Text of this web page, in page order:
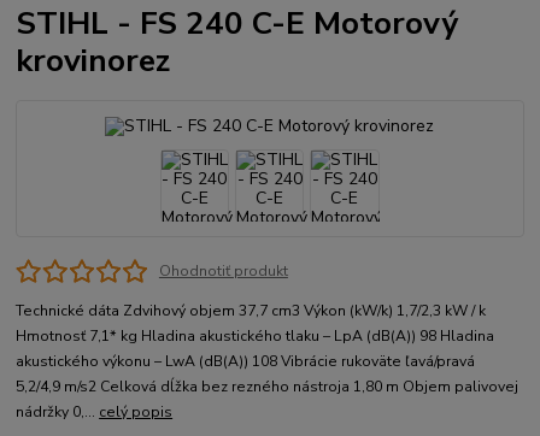
STIHL - FS 240 C-E Motorový
krovinorez
Ohodnotiť produkt
Technické dáta Zdvihový objem 37,7 cm3 Výkon (kW/k) 1,7/2,3 kW / k
Hmotnosť 7,1* kg Hladina akustického tlaku – LpA (dB(A)) 98 Hladina
akustického výkonu – LwA (dB(A)) 108 Vibrácie rukoväte ľavá/pravá
5,2/4,9 m/s2 Celková dĺžka bez rezného nástroja 1,80 m Objem palivovej
nádržky 0,... celý popis